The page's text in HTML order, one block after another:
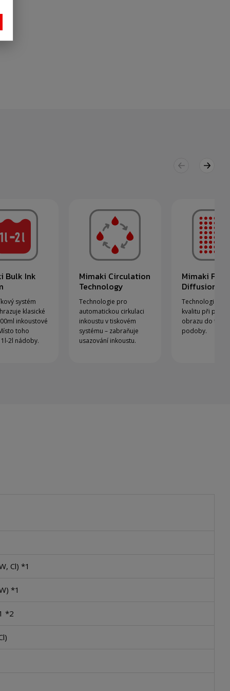
Bulk Ink
systém
klasické
inkoustové
toho
2l nádoby.
Mimaki Circulation
Technology
Technologie pro
automatickou cirkulaci
inkoustu v tiskovém
systému – zabraňuje
usazování inkoustu.
Mimaki Fine
Diffusion
Technologie
kvalitu při
obrazu do
podoby.
Cl) *1
*1
*2